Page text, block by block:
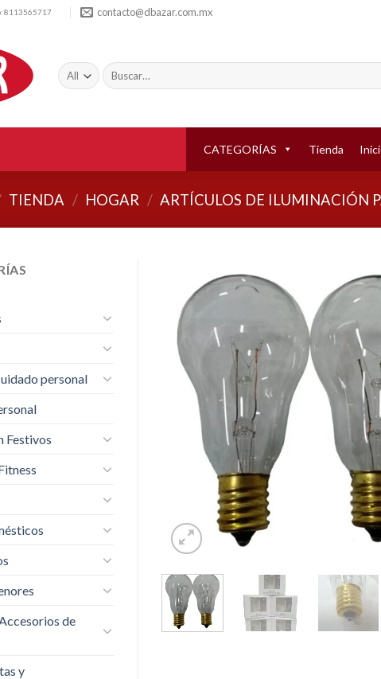
8113565717 contacto@dbazar.com.mx
Buscar
por:
CATEGORÍAS Tienda
TIENDA / HOGAR / ARTÍCULOS DE ILUMINACIÓN
personal
Festivos
de
y